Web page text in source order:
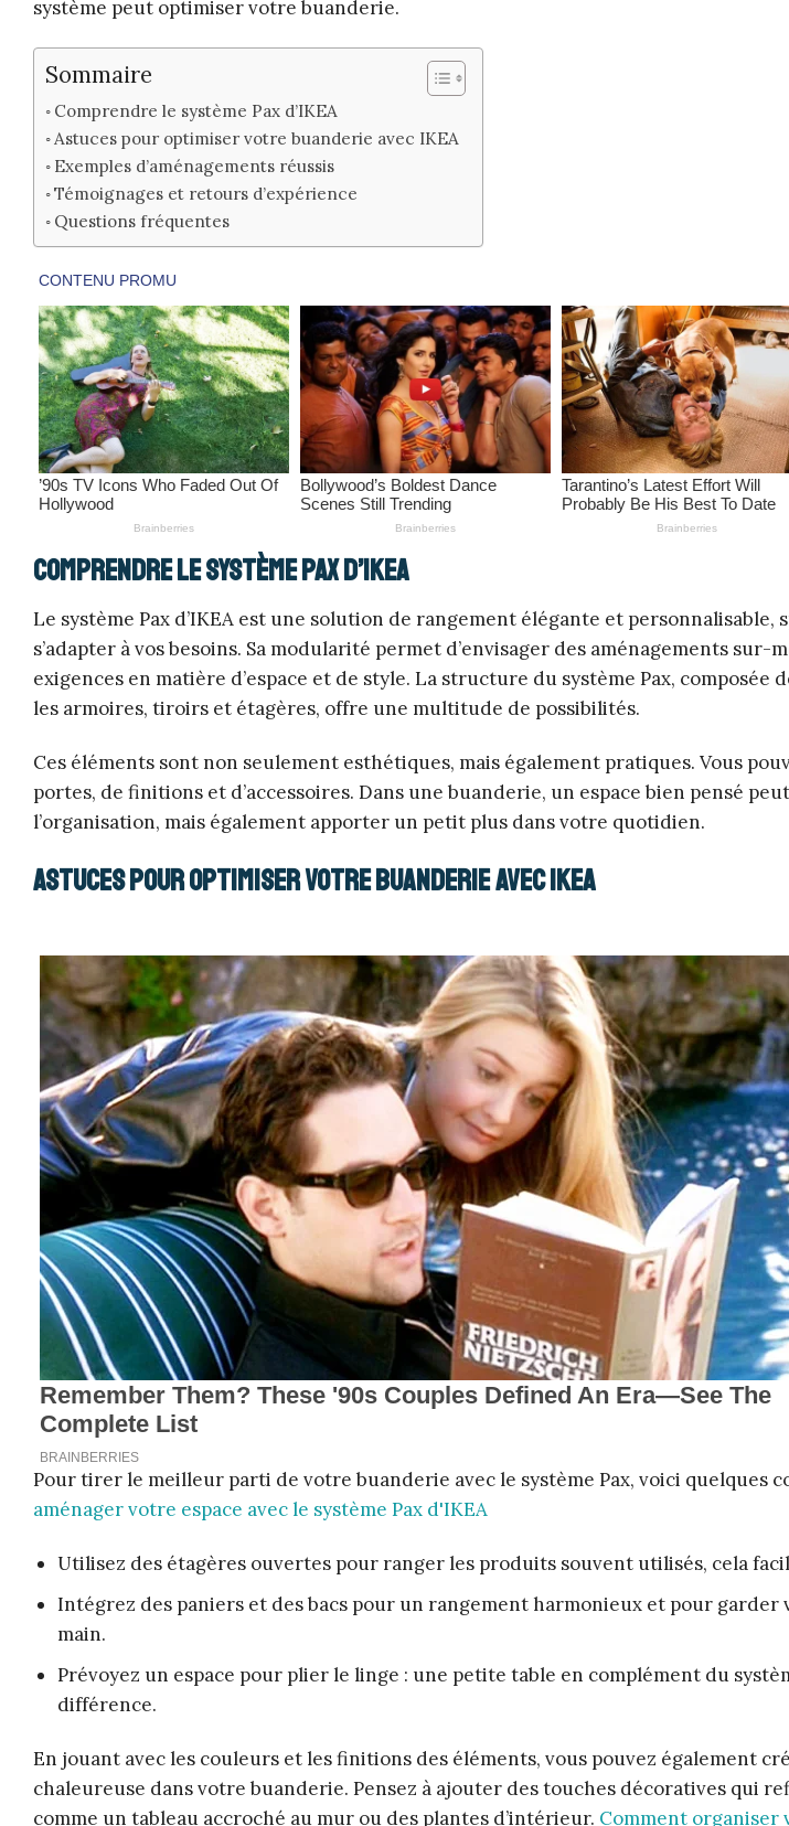
système peut optimiser votre buanderie.
Sommaire
Comprendre le système Pax d’IKEA
Astuces pour optimiser votre buanderie avec IKEA
Exemples d’aménagements réussis
Témoignages et retours d’expérience
Questions fréquentes
Comprendre le système Pax d’IKEA
Le système Pax d’IKEA est une solution de rangement élégante et personnalisable,
s’adapter à vos besoins. Sa modularité permet d’envisager des aménagements sur-
exigences en matière d’espace et de style. La structure du système Pax, composée
les armoires, tiroirs et étagères, offre une multitude de possibilités.
Ces éléments sont non seulement esthétiques, mais également pratiques. Vous
portes, de finitions et d’accessoires. Dans une buanderie, un espace bien pensé
l’organisation, mais également apporter un petit plus dans votre quotidien.
Astuces pour optimiser votre buanderie avec IKEA
Pour tirer le meilleur parti de votre buanderie avec le système Pax, voici quelques
aménager votre espace avec le système Pax d'IKEA
Utilisez des étagères ouvertes pour ranger les produits souvent utilisés, cela
Intégrez des paniers et des bacs pour un rangement harmonieux et pour garder
main.
Prévoyez un espace pour plier le linge : une petite table en complément du
différence.
En jouant avec les couleurs et les finitions des éléments, vous pouvez également
chaleureuse dans votre buanderie. Pensez à ajouter des touches décoratives qui
comme un tableau accroché au mur ou des plantes d’intérieur. Comment organiser